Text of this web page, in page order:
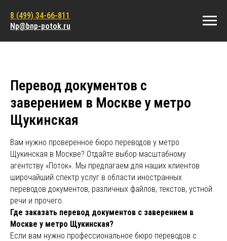
8 (499) 34-66-811
Np@bnp-potok.ru
Перевод документов с
заверением в Москве у метро
Щукинская
Вам нужно проверенное бюро переводов у метро
Щукинская в Москве? Отдайте выбор масштабному
агентству «Поток». Мы предлагаем для наших клиентов
широчайший спектр услуг в области иностранных
переводов документов, различных файлов, текстов, устной
речи и прочего.
Где заказать перевод документов с заверением в
Москве у метро Щукинская?
Если вам нужно профессиональное бюро переводов с